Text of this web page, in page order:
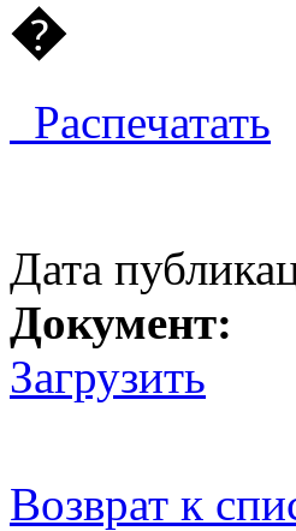
�
Распечатать
Дата
Документ:
Загрузить
Возврат к